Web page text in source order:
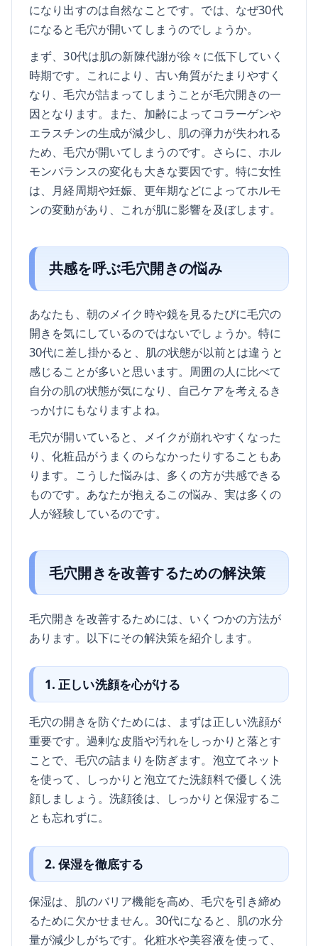
になり出すのは自然なことです。では、なぜ30代
になると毛穴が開いてしまうのでしょうか。
まず、30代は肌の新陳代謝が徐々に低下していく
時期です。これにより、古い角質がたまりやすく
なり、毛穴が詰まってしまうことが毛穴開きの一
因となります。また、加齢によってコラーゲンや
エラスチンの生成が減少し、肌の弾力が失われる
ため、毛穴が開いてしまうのです。さらに、ホル
モンバランスの変化も大きな要因です。特に女性
は、月経周期や妊娠、更年期などによってホルモ
ンの変動があり、これが肌に影響を及ぼします。
共感を呼ぶ毛穴開きの悩み
あなたも、朝のメイク時や鏡を見るたびに毛穴の
開きを気にしているのではないでしょうか。特に
30代に差し掛かると、肌の状態が以前とは違うと
感じることが多いと思います。周囲の人に比べて
自分の肌の状態が気になり、自己ケアを考えるき
っかけにもなりますよね。
毛穴が開いていると、メイクが崩れやすくなった
り、化粧品がうまくのらなかったりすることもあ
ります。こうした悩みは、多くの方が共感できる
ものです。あなたが抱えるこの悩み、実は多くの
人が経験しているのです。
毛穴開きを改善するための解決策
毛穴開きを改善するためには、いくつかの方法が
あります。以下にその解決策を紹介します。
1. 正しい洗顔を心がける
毛穴の開きを防ぐためには、まずは正しい洗顔が
重要です。過剰な皮脂や汚れをしっかりと落とす
ことで、毛穴の詰まりを防ぎます。泡立てネット
を使って、しっかりと泡立てた洗顔料で優しく洗
顔しましょう。洗顔後は、しっかりと保湿するこ
とも忘れずに。
2. 保湿を徹底する
保湿は、肌のバリア機能を高め、毛穴を引き締め
るために欠かせません。30代になると、肌の水分
量が減少しがちです。化粧水や美容液を使って、